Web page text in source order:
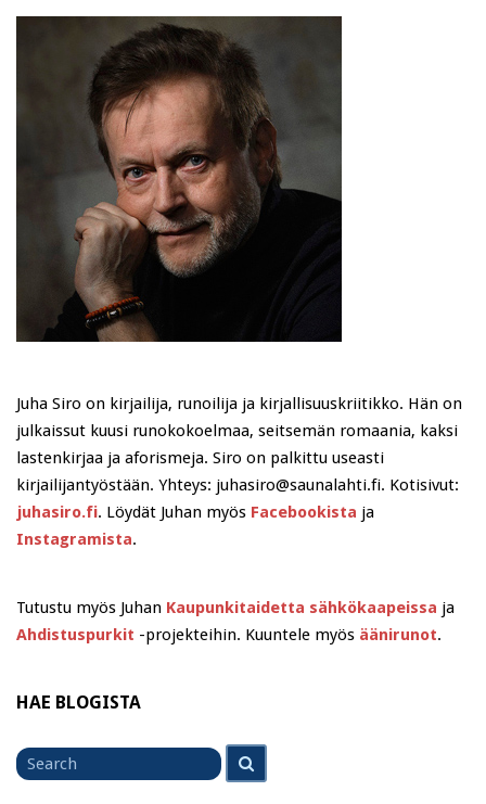
Juha Siro on kirjailija, runoilija ja kirjallisuuskriitikko. Hän on
julkaissut kuusi runokokoelmaa, seitsemän romaania, kaksi
lastenkirjaa ja aforismeja. Siro on palkittu useasti
kirjailijantyöstään. Yhteys: juhasiro@saunalahti.fi. Kotisivut:
juhasiro.fi. Löydät Juhan myös Facebookista ja
Instagramista.
Tutustu myös Juhan Kaupunkitaidetta sähkökaapeissa ja
Ahdistuspurkit -projekteihin. Kuuntele myös äänirunot.
HAE BLOGISTA
Search
for